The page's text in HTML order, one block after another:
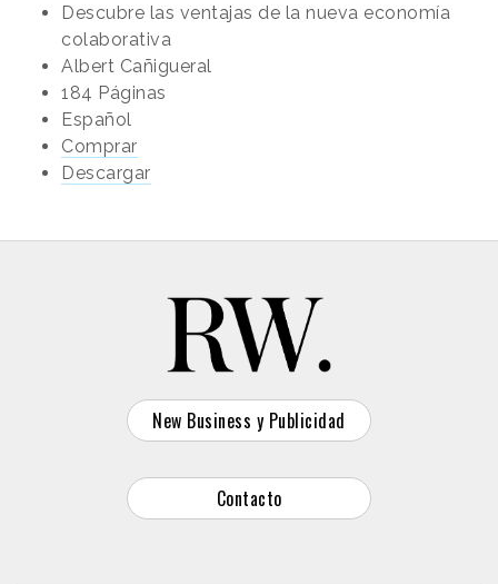
Descubre las ventajas de la nueva economía
colaborativa
Albert Cañigueral
184 Páginas
Español
Comprar
Descargar
New Business y Publicidad
Contacto